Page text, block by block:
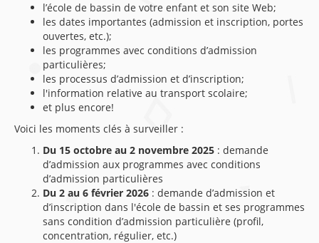
l’école de bassin de votre enfant et son site Web;
les dates importantes (admission et inscription, portes
ouvertes, etc.);
les programmes avec conditions d’admission
particulières;
les processus d’admission et d’inscription;
l'information relative au transport scolaire;
et plus encore!
Voici les moments clés à surveiller :
Du 15 octobre au 2 novembre 2025 : demande
d’admission aux programmes avec conditions
d’admission particulières
Du 2 au 6 février 2026 : demande d’admission et
d’inscription dans l'école de bassin et ses programmes
sans condition d’admission particulière (profil,
concentration, régulier, etc.)